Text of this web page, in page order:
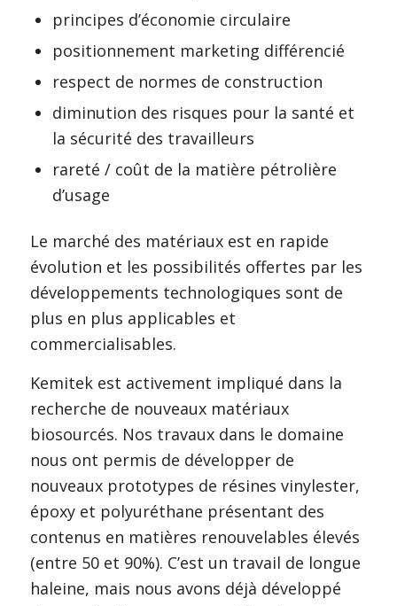
principes d’économie circulaire
positionnement marketing différencié
respect de normes de construction
diminution des risques pour la santé et
la sécurité des travailleurs
rareté / coût de la matière pétrolière
d’usage
Le marché des matériaux est en rapide
évolution et les possibilités offertes par les
développements technologiques sont de
plus en plus applicables et
commercialisables.
Kemitek est activement impliqué dans la
recherche de nouveaux matériaux
biosourcés. Nos travaux dans le domaine
nous ont permis de développer de
nouveaux prototypes de résines vinylester,
époxy et polyuréthane présentant des
contenus en matières renouvelables élevés
(entre 50 et 90%). C’est un travail de longue
haleine, mais nous avons déjà développé